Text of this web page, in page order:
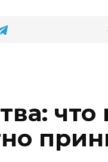
что